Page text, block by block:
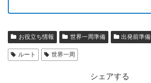
お役立ち情報 世界一周準備 出発前準備
ルート 世界一周
シェアする